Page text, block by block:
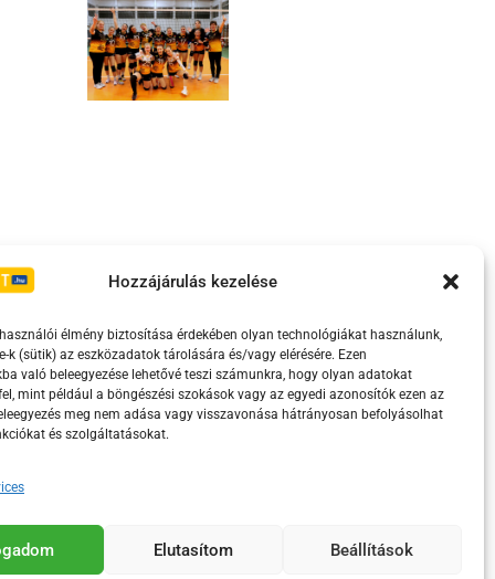
Hozzájárulás kezelése
élmény biztosítása érdekében olyan technológiákat használunk,
k (sütik) az eszközadatok tárolására és/vagy elérésére. Ezen
való beleegyezése lehetővé teszi számunkra, hogy olyan adatokat
mint például a böngészési szokások vagy az egyedi azonosítók ezen az
meg nem adása vagy visszavonása hátrányosan befolyásolhat
és szolgáltatásokat.
Elutasítom Beállítások
Irányelvek Moderálási szabályzat
támogatja.